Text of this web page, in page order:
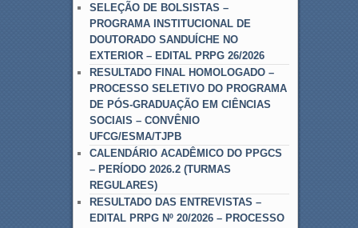
SELEÇÃO DE BOLSISTAS –
PROGRAMA INSTITUCIONAL DE
DOUTORADO SANDUÍCHE NO
EXTERIOR – EDITAL PRPG 26/2026
RESULTADO FINAL HOMOLOGADO –
PROCESSO SELETIVO DO PROGRAMA
DE PÓS-GRADUAÇÃO EM CIÊNCIAS
SOCIAIS – CONVÊNIO
UFCG/ESMA/TJPB
CALENDÁRIO ACADÊMICO DO PPGCS
– PERÍODO 2026.2 (TURMAS
REGULARES)
RESULTADO DAS ENTREVISTAS –
EDITAL PRPG Nº 20/2026 – PROCESSO